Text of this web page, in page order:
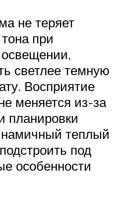
не теряет
при
светлее темную
Восприятие
меняется из-за
планировки
теплый
под
особенности